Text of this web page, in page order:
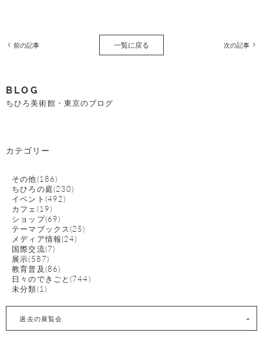
前の記事 一覧に戻る 次の記事
BLOG
ちひろ美術館・東京のブログ
カテゴリー
その他(186)
ちひろの庭(230)
イベント(492)
カフェ(19)
ショップ(69)
テーマブックス(25)
メディア情報(24)
国際交流(7)
展示(587)
教育普及(86)
日々のできごと(744)
未分類(1)
過去の展覧会